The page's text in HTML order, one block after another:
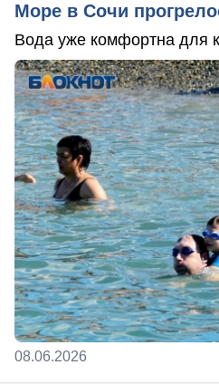
Море в Сочи
Вода уже комфортна для
08.06.2026